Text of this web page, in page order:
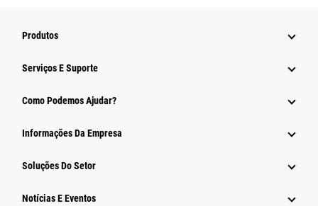
Produtos
Serviços E Suporte
Como Podemos Ajudar?
Informações Da Empresa
Soluções Do Setor
Notícias E Eventos